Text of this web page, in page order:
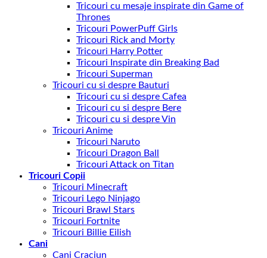
Tricouri cu mesaje inspirate din Game of
Thrones
Tricouri PowerPuff Girls
Tricouri Rick and Morty
Tricouri Harry Potter
Tricouri Inspirate din Breaking Bad
Tricouri Superman
Tricouri cu si despre Bauturi
Tricouri cu si despre Cafea
Tricouri cu si despre Bere
Tricouri cu si despre Vin
Tricouri Anime
Tricouri Naruto
Tricouri Dragon Ball
Tricouri Attack on Titan
Tricouri Copii
Tricouri Minecraft
Tricouri Lego Ninjago
Tricouri Brawl Stars
Tricouri Fortnite
Tricouri Billie Eilish
Cani
Cani Craciun